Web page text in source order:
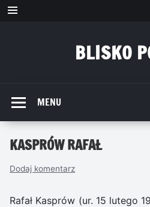
Przejdź
BLISKO
MENU
KASPRÓW RAFAŁ
Dodaj komentarz
Rafał Kasprów (ur. 15 lutego